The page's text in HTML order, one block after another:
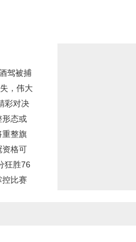
驾被捕
，伟大
彩对决
形态或
重整旗
资格可
狂胜76
控比赛